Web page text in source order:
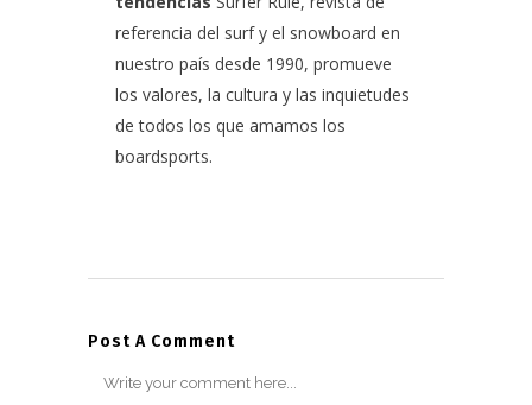
referencia del surf y el snowboard en
nuestro país desde 1990, promueve
los valores, la cultura y las inquietudes
de todos los que amamos los
boardsports.
Post A Comment